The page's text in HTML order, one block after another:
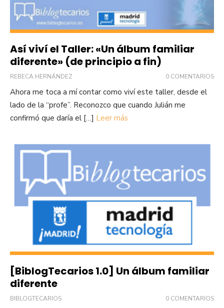
Así viví el Taller: «Un álbum familiar
diferente» (de principio a fin)
REBECA HERNÁNDEZ 0 COMENTARIOS
Ahora me toca a mí contar como viví este taller, desde el
lado de la “profe”. Reconozco que cuando Julián me
confirmó que daría el […] Leer más
[BiblogTecarios 1.0] Un álbum familiar
diferente
BIBLOGTECARIOS 0 COMENTARIOS